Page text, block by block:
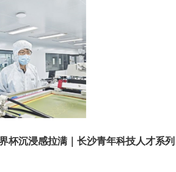
杯沉浸感拉满｜长沙青年科技人才系列